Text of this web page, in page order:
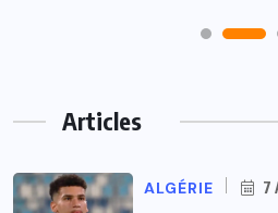
Articles
ALGÉRIE 7